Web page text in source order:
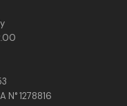
1278816